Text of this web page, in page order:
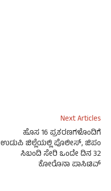
Next Articles
ಹೊಸ 16 ಪ್ರಕರಣಗಳೊಂದಿಗೆ
ಉಡುಪಿ ಜಿಲ್ಲೆಯಲ್ಲಿ ಪೊಲೀಸ್, ಜಿಪಂ
ಸಿಬಂದಿ ಸೇರಿ ಒಂದೇ ದಿನ 32
ಕೋರೊನಾ ಪಾಸಿಟಿವ್